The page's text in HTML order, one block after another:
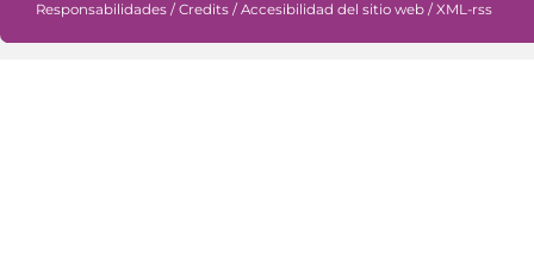
Responsabilidades / Credits / Accesibilidad del sitio web / XML-rss